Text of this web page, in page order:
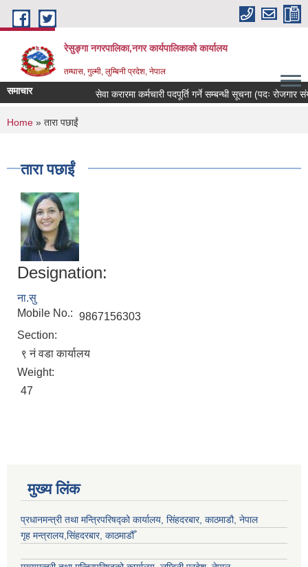
Skip to main content
रेसुङ्गा नगरपालिका,नगर कार्यपालिकाको कार्यालय
तम्घास, गुल्मी, लुम्बिनी प्रदेश, नेपाल
समाचार सेवा करारमा कर्मचारी पदपूर्ति गर्ने सम्बन्धी सूचना (पदः रोजगार
You are here
Home » तारा पछाईं
तारा पछाईं
Designation:
ना.सु
Mobile No.: 9867156303
Section:
९ नं वडा कार्यालय
Weight:
47
मुख्य लिंक
प्रधानमन्त्री तथा मन्त्रिपरिषद्को कार्यालय, सिंहदरबार, काठमाडौ, नेपाल
गृह मन्त्रालय,सिंहदरबार, काठमाडौँ